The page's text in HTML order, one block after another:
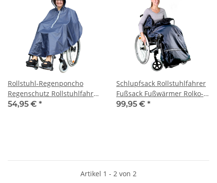
Rollstuhl-Regenponcho
Regenschutz Rollstuhlfahrer
ROLKO-rainPRO –
54,95 € *
Schlupfsack Rollstuhlfahrer
Fußsack Fußwärmer Rolko-
Thermo
99,95 € *
Artikel 1 - 2 von 2